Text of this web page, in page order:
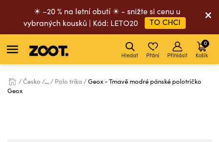
☀ –20 % na letní obutí ☀ - snižte si cenu u
vybraných kousků | Kód: LETO20
TO CHCI
Hledat Přání Přihlásit Košík
0
Česko ... Polo trika
Geox - Tmavě modré pánské polotričko
Geox